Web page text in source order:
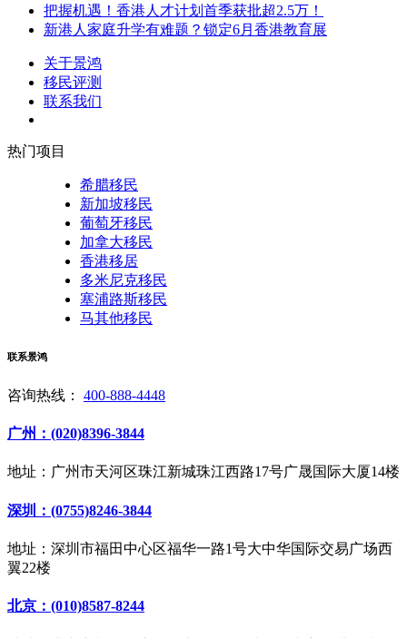
把握机遇！香港人才计划首季获批超2.5万！
新港人家庭升学有难题？锁定6月香港教育展
关于景鸿
移民评测
联系我们
热门项目
希腊移民
新加坡移民
葡萄牙移民
加拿大移民
香港移居
多米尼克移民
塞浦路斯移民
马其他移民
联系景鸿
咨询热线： 400-888-4448
广州：(020)8396-3844
地址：广州市天河区珠江新城珠江西路17号广晟国际大厦14楼
深圳：(0755)8246-3844
地址：深圳市福田中心区福华一路1号大中华国际交易广场西
翼22楼
北京：(010)8587-8244